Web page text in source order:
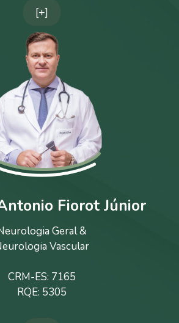
[+]
Fiorot Júnior
Geral &
Vascular
CRM-ES: 7165
RQE: 5305